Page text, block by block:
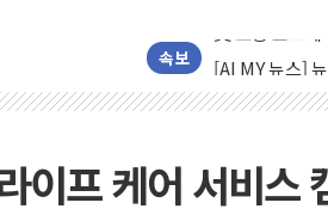
속보
[AI MY 뉴스]
뉴욕증시 프리
[사진] 이슬람
뉴욕증시 개장
이프 케어 서비스